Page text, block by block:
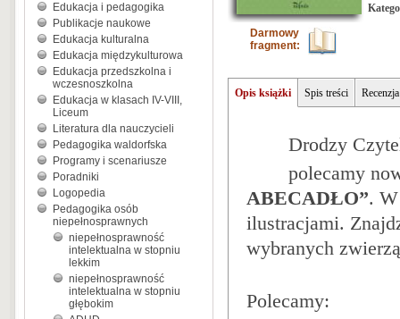
Edukacja i pedagogika
Publikacje naukowe
Edukacja kulturalna
Edukacja międzykulturowa
Edukacja przedszkolna i
wczesnoszkolna
Edukacja w klasach IV-VIII,
Liceum
Literatura dla nauczycieli
Pedagogika waldorfska
Programy i scenariusze
Poradniki
Logopedia
Pedagogika osób
niepełnosprawnych
niepełnosprawność
intelektualna w stopniu
lekkim
niepełnosprawność
intelektualna w stopniu
głębokim
Darmowy
fragment:
Opis książki Spis treści Recenzja
Drodzy
polecamy
ABECADŁO”.
ilustracjami.
wybranych
Polecamy: